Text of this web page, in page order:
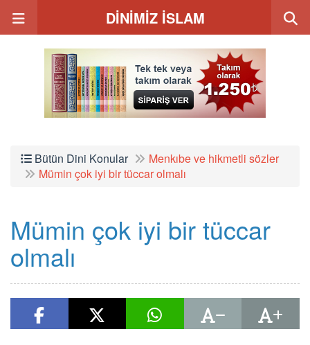
DİNİMİZ İSLAM
Bütün Dini Konular
Menkıbe ve hikmetli sözler
Mümin çok iyi bir tüccar olmalı
Mümin çok iyi bir tüccar
olmalı